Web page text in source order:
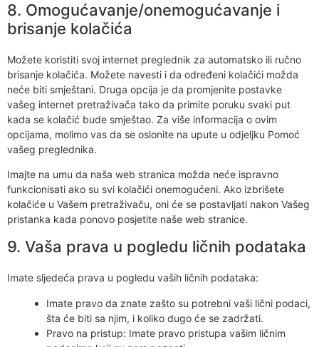
8. Omogućavanje/onemogućavanje i
brisanje kolačića
Možete koristiti svoj internet preglednik za automatsko ili ručno
brisanje kolačića. Možete navesti i da određeni kolačići možda
neće biti smještani. Druga opcija je da promjenite postavke
vašeg internet pretraživača tako da primite poruku svaki put
kada se kolačić bude smještao. Za više informacija o ovim
opcijama, molimo vas da se oslonite na upute u odjeljku Pomoć
vašeg preglednika.
Imajte na umu da naša web stranica možda neće ispravno
funkcionisati ako su svi kolačići onemogućeni. Ako izbrišete
kolačiće u Vašem pretraživaču, oni će se postavljati nakon Vašeg
pristanka kada ponovo posjetite naše web stranice.
9. Vaša prava u pogledu ličnih podataka
Imate sljedeća prava u pogledu vaših ličnih podataka:
Imate pravo da znate zašto su potrebni vaši lični podaci,
šta će biti sa njim, i koliko dugo će se zadržati.
Pravo na pristup: Imate pravo pristupa vašim ličnim